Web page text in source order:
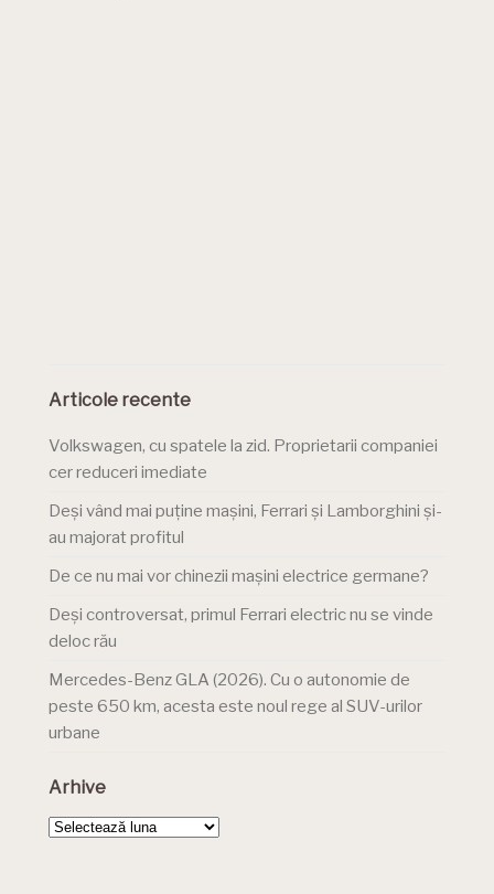
Articole recente
Volkswagen, cu spatele la zid. Proprietarii companiei
cer reduceri imediate
Deși vând mai puține mașini, Ferrari și Lamborghini și-
au majorat profitul
De ce nu mai vor chinezii mașini electrice germane?
Deși controversat, primul Ferrari electric nu se vinde
deloc rău
Mercedes-Benz GLA (2026). Cu o autonomie de
peste 650 km, acesta este noul rege al SUV-urilor
urbane
Arhive
Arhive